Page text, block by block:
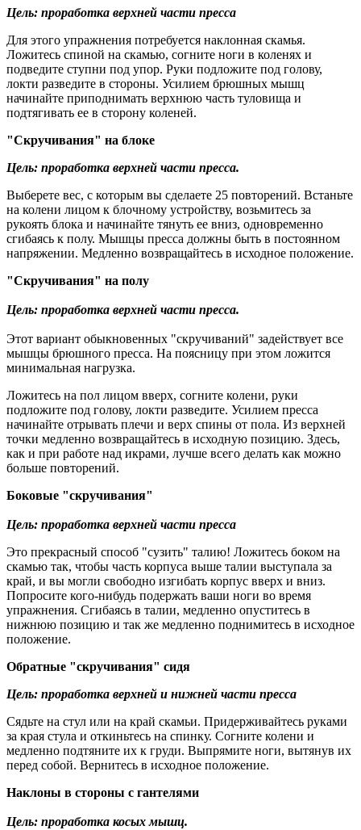
Цель: проработка верхней части пресса
Для этого упражнения потребуется наклонная скамья.
Ложитесь спиной на скамью, согните ноги в коленях и
подведите ступни под упор. Руки подложите под голову,
локти разведите в стороны. Усилием брюшных мышц
начинайте приподнимать верхнюю часть туловища и
подтягивать ее в сторону коленей.
"Скручивания" на блоке
Цель: проработка верхней части пресса.
Выберете вес, с которым вы сделаете 25 повторений. Встаньте
на колени лицом к блочному устройству, возьмитесь за
рукоять блока и начинайте тянуть ее вниз, одновременно
сгибаясь к полу. Мышцы пресса должны быть в постоянном
напряжении. Медленно возвращайтесь в исходное положение.
"Скручивания" на полу
Цель: проработка верхней части пресса.
Этот вариант обыкновенных "скручиваний" задействует все
мышцы брюшного пресса. На поясницу при этом ложится
минимальная нагрузка.
Ложитесь на пол лицом вверх, согните колени, руки
подложите под голову, локти разведите. Усилием пресса
начинайте отрывать плечи и верх спины от пола. Из верхней
точки медленно возвращайтесь в исходную позицию. Здесь,
как и при работе над икрами, лучше всего делать как можно
больше повторений.
Боковые "скручивания"
Цель: проработка верхней части пресса
Это прекрасный способ "сузить" талию! Ложитесь боком на
скамью так, чтобы часть корпуса выше талии выступала за
край, и вы могли свободно изгибать корпус вверх и вниз.
Попросите кого-нибудь подержать ваши ноги во время
упражнения. Сгибаясь в талии, медленно опуститесь в
нижнюю позицию и так же медленно поднимитесь в исходное
положение.
Обратные "скручивания" сидя
Цель: проработка верхней и нижней части пресса
Сядьте на стул или на край скамьи. Придерживайтесь руками
за края стула и откиньтесь на спинку. Согните колени и
медленно подтяните их к груди. Выпрямите ноги, вытянув их
перед собой. Вернитесь в исходное положение.
Наклоны в стороны с гантелями
Цель: проработка косых мышц.